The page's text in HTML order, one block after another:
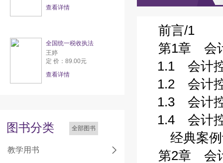
查看详情
全国统一税收执法
王婷
定 价：89.00元
查看详情
图书分类 全部图书
教学用书
前言/1
第1章 会
1.1 会计控
1.2 会计控
1.3 会计控
1.4 会计控
经典案例
第2章 会